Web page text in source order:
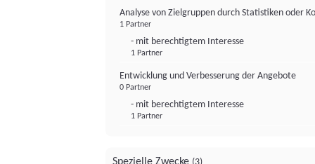
Analyse von Zielgruppen durch Statistiken oder
1 Partner
- mit berechtigtem Interesse
1 Partner
Entwicklung und Verbesserung der Angebote
0 Partner
- mit berechtigtem Interesse
1 Partner
Spezielle Zwecke (3)